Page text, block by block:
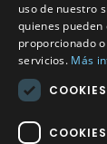
Teléfono957
Email
HORARIO
Lunes a
uso de nuestro
quienes
proporcionado
servicios. Más